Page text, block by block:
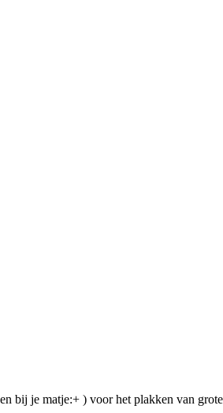
bij je matje:+ ) voor het plakken van